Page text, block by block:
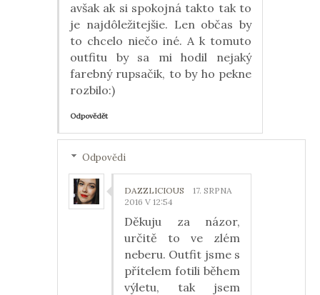
avšak ak si spokojná takto tak to
je najdôležitejšie. Len občas by
to chcelo niečo iné. A k tomuto
outfitu by sa mi hodil nejaký
farebný rupsačik, to by ho pekne
rozbilo:)
Odpovědět
Odpovědi
DAZZLICIOUS
17. SRPNA
2016 V 12:54
Děkuju za názor,
určitě to ve zlém
neberu. Outfit jsme s
přítelem fotili během
výletu, tak jsem